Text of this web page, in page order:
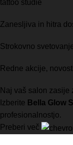
tattoo studie
Zanesljiva in hitra
Strokovno
Redne akcije,
Naj vaš salon zasije
Izberite Bella Glow
profesionalnostjo.
Preberi več